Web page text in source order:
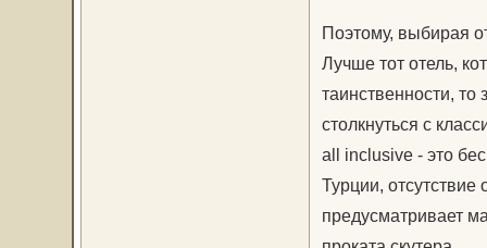
Поэтому, выбирая
Лучше тот отель,
таинственности,
столкнуться с
all inclusive - это
Турции,
предусматривает